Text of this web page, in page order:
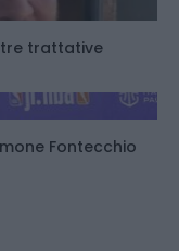
trattative
Fontecchio